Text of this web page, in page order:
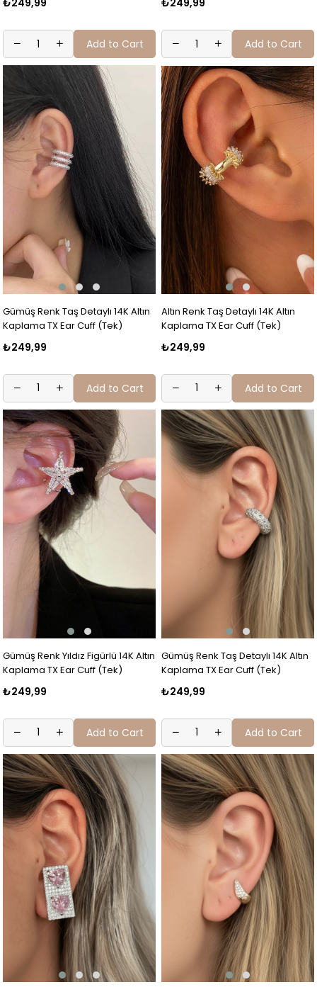
₺249,99
Add to Cart
₺249,99
Add to Cart
Gümüş Renk Taş Detaylı 14K Altın
Kaplama TX Ear Cuff (Tek)
₺249,99
Add to Cart
Altın Renk Taş Detaylı 14K Altın
Kaplama TX Ear Cuff (Tek)
₺249,99
Add to Cart
Gümüş Renk Yıldız Figürlü 14K Altın
Kaplama TX Ear Cuff (Tek)
₺249,99
Add to Cart
Gümüş Renk Taş Detaylı 14K Altın
Kaplama TX Ear Cuff (Tek)
₺249,99
Add to Cart